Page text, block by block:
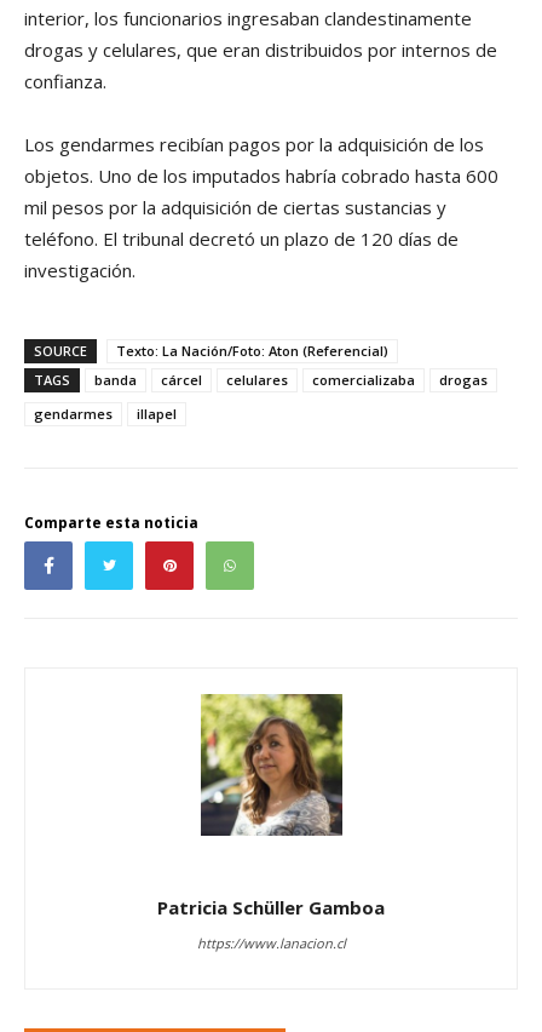
interior, los funcionarios ingresaban clandestinamente
drogas y celulares, que eran distribuidos por internos de
confianza.
Los gendarmes recibían pagos por la adquisición de los
objetos. Uno de los imputados habría cobrado hasta 600
mil pesos por la adquisición de ciertas sustancias y
teléfono. El tribunal decretó un plazo de 120 días de
investigación.
SOURCE
Texto: La Nación/Foto: Aton (Referencial)
TAGS
banda cárcel celulares comercializaba
drogas
gendarmes
illapel
Comparte esta noticia
Patricia Schüller Gamboa
https://www.lanacion.cl